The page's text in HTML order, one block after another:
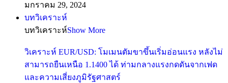
มกราคม 29, 2024
บทวิเคราะห์
บทวิเคราะห์Show More
วิเคราะห์ EUR/USD: โมเมนตัมขาขึ้นเริ่มอ่อนแรง หลังไม่
สามารถยืนเหนือ 1.1400 ได้ ท่ามกลางแรงกดดันจากเฟด
และความเสี่ยงภูมิรัฐศาสตร์